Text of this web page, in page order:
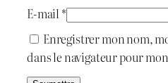
E-mail *
Enregistrer mon nom,
dans le navigateur pour